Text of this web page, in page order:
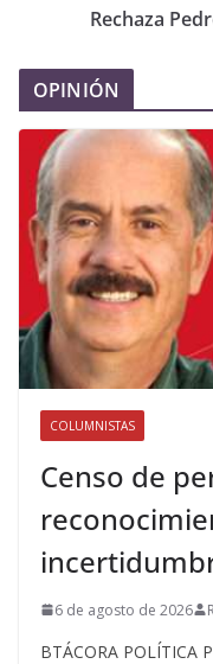
Rechaza
OPINIÓN
COLUMNISTAS
Censo de
6 de agosto de 2026
BTÁCORA POLÍTICA